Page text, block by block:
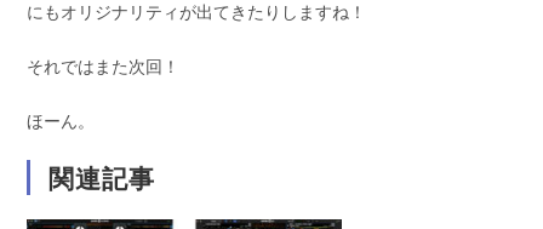
にもオリジナリティが出てきたりしますね！
それではまた次回！
ほーん。
関連記事